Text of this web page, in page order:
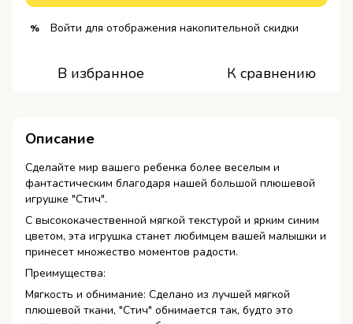
% Войти для отображения накопительной скидки
В избранное К сравнению
Описание
Сделайте мир вашего ребенка более веселым и
фантастическим благодаря нашей большой плюшевой
игрушке "Стич".
С высококачественной мягкой текстурой и ярким синим
цветом, эта игрушка станет любимцем вашей малышки и
принесет множество моментов радости.
Преимущества:
Мягкость и обнимание: Сделано из лучшей мягкой
плюшевой ткани, "Стич" обнимается так, будто это